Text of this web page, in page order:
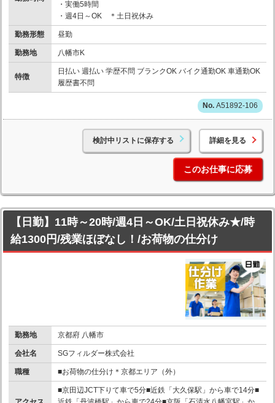
・実働5時間
・週4日～OK ＊土日祝休み
勤務形態 昼勤
勤務地 八幡市K
特徴
日払い 週払い 学歴不問 ブランクOK バイク通勤OK 車通勤OK
履歴書不問
A51892-106
検討中リストに保存する 詳細を見る
このお仕事に応募
【日勤】11時～20時/週4日～OK/土日祝休み★/時
給1300円/残業ほぼなし！/お荷物の仕分け
勤務地 京都府 八幡市
会社名 SGフィルダー株式会社
職種 ■お荷物の仕分け＊京都エリア（外）
■京田辺JCT下りて車で5分■近鉄「大久保駅」から車で14分■